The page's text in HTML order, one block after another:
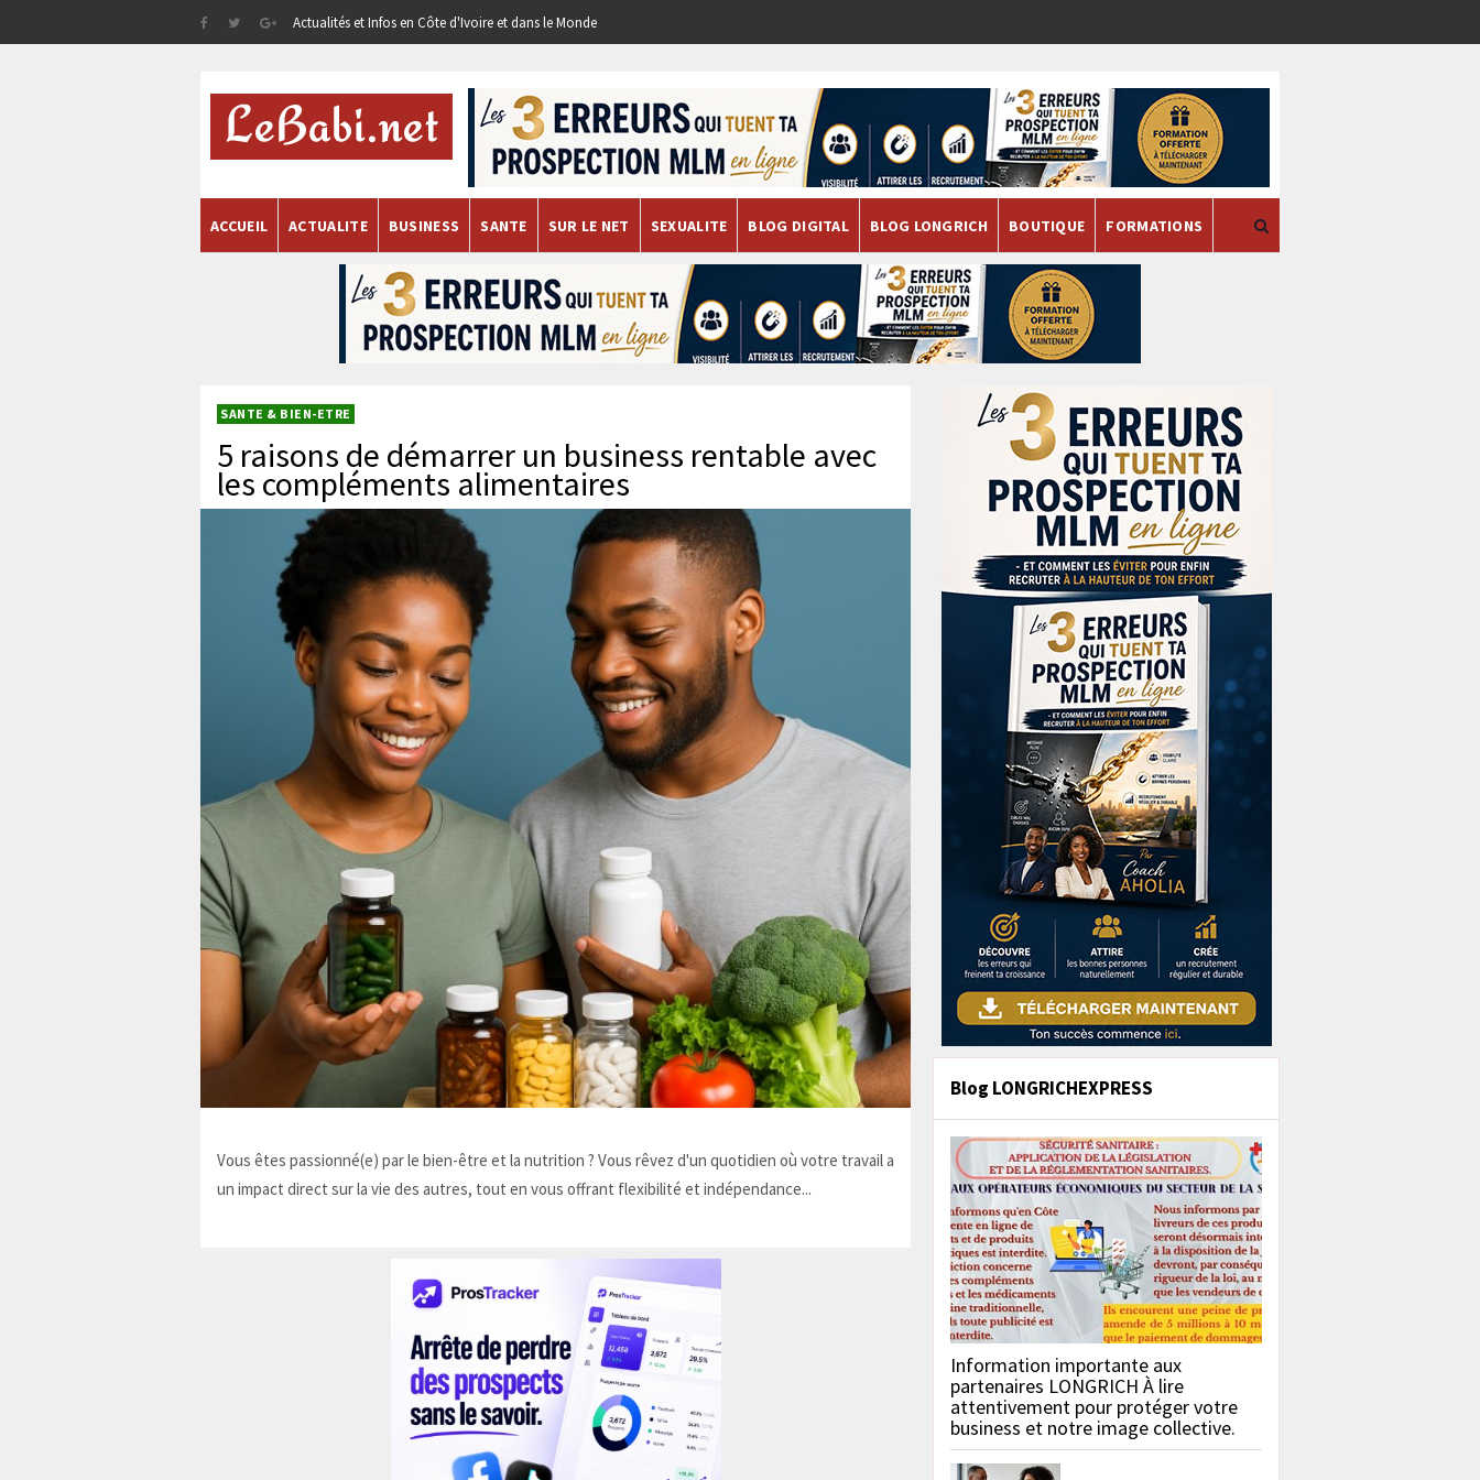
Actualités et Infos en Côte d'Ivoire et dans le Monde
ACCUEIL ACTUALITE BUSINESS SANTE SUR LE NET SEXUALITE BLOG DIGITAL BLOG LONGRICH BOUTIQUE FORMATIONS
SANTE & BIEN-ETRE
5 raisons de démarrer un business rentable avec
les compléments alimentaires
Vous êtes passionné(e) par le bien-être et la nutrition ? Vous rêvez d'un quotidien où votre travail a
un impact direct sur la vie des autres, tout en vous offrant flexibilité et indépendance...
Blog LONGRICHEXPRESS
Information importante aux
partenaires LONGRICH À lire
attentivement pour protéger votre
business et notre image collective.